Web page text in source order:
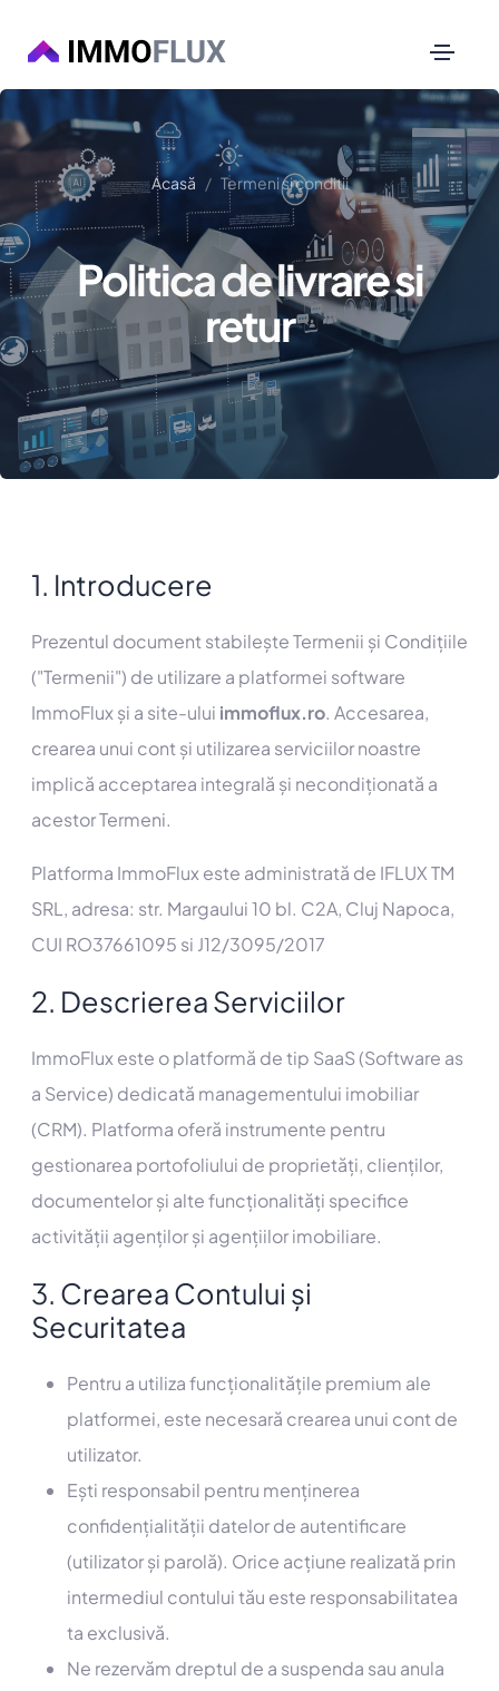
Acasă Termeni si conditii
Politica de livrare si
retur
1. Introducere
Prezentul document stabilește Termenii și Condițiile
("Termenii") de utilizare a platformei software
ImmoFlux și a site-ului immoflux.ro. Accesarea,
crearea unui cont și utilizarea serviciilor noastre
implică acceptarea integrală și necondiționată a
acestor Termeni.
Platforma ImmoFlux este administrată de IFLUX TM
SRL, adresa: str. Margaului 10 bl. C2A, Cluj Napoca,
CUI RO37661095 si J12/3095/2017
2. Descrierea Serviciilor
ImmoFlux este o platformă de tip SaaS (Software as
a Service) dedicată managementului imobiliar
(CRM). Platforma oferă instrumente pentru
gestionarea portofoliului de proprietăți, clienților,
documentelor și alte funcționalități specifice
activității agenților și agențiilor imobiliare.
3. Crearea Contului și
Securitatea
Pentru a utiliza funcționalitățile premium ale
platformei, este necesară crearea unui cont de
utilizator.
Ești responsabil pentru menținerea
confidențialității datelor de autentificare
(utilizator și parolă). Orice acțiune realizată prin
intermediul contului tău este responsabilitatea
ta exclusivă.
Ne rezervăm dreptul de a suspenda sau anula